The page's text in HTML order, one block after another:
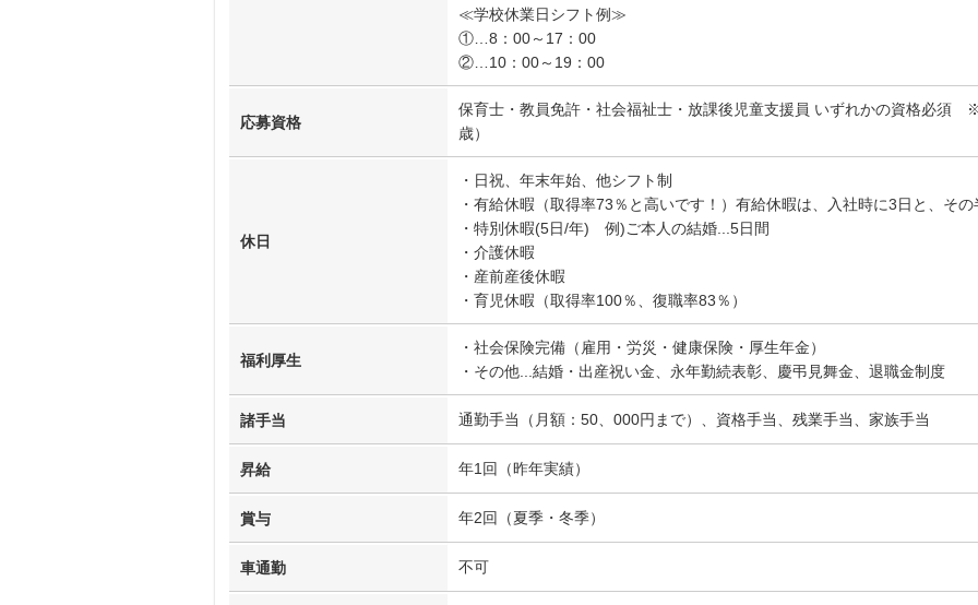
≪学校休業日シフト例≫
①…8：00～17：00
②…10：00～19：00
応募資格
保育士・教員免許・社会福祉士・放課後児童支援員 いずれかの資格必須
歳）
休日
・日祝、年末年始、他シフト制
・有給休暇（取得率73％と高いです！）有給休暇は、入社時に3日と、そ
・特別休暇(5日/年) 例)ご本人の結婚...5日間
・介護休暇
・産前産後休暇
・育児休暇（取得率100％、復職率83％）
福利厚生
・社会保険完備（雇用・労災・健康保険・厚生年金）
・その他...結婚・出産祝い金、永年勤続表彰、慶弔見舞金、退職金制度
諸手当 通勤手当（月額：50、000円まで）、資格手当、残業手当、家族手当
昇給 年1回（昨年実績）
賞与 年2回（夏季・冬季）
車通勤 不可